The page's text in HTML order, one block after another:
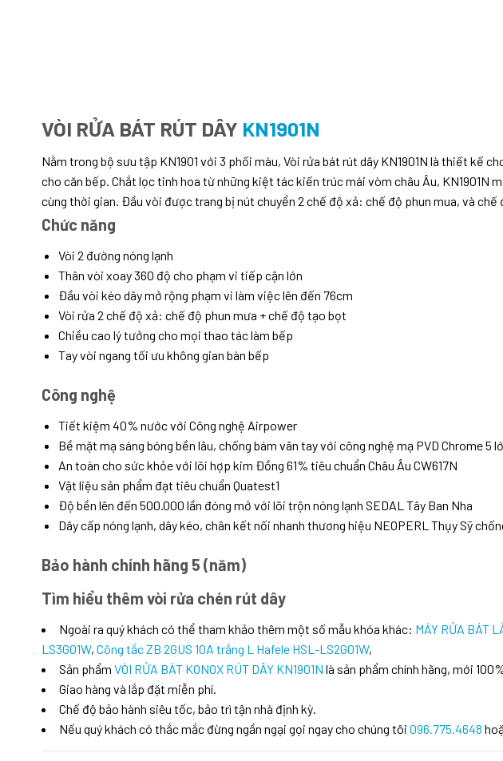
VÒI RỬA BÁT RÚT DÂY KN1901N
Nằm trong bộ sưu tập KN1901 với 3 phối màu, Vòi rửa bát rút dây KN1901N là thiết kế
cho căn bếp. Chắt lọc tinh hoa từ những kiệt tác kiến trúc mái vòm châu Âu, KN1901N
cùng thời gian. Đầu vòi được trang bị nút chuyển 2 chế độ xả: chế độ phun mua, và
Chức năng
Vòi 2 đường nóng lạnh
Thân vòi xoay 360 độ cho phạm vi tiếp cận lớn
Đầu vòi kéo dây mở rộng phạm vi làm việc lên đến 76cm
Vòi rửa 2 chế độ xả: chế độ phun mưa + chế độ tạo bọt
Chiều cao lý tưởng cho mọi thao tác làm bếp
Tay vòi ngang tối ưu không gian bàn bếp
Công nghệ
Tiết kiệm 40% nước với Công nghệ Airpower
Bề mặt mạ sáng bóng bền lâu, chống bám vân tay với công nghệ mạ PVD Chrome 5
An toàn cho sức khỏe với lõi hợp kim Đồng 61% tiêu chuẩn Châu Âu CW617N
Vật liệu sản phẩm đạt tiêu chuẩn Quatest1
Độ bền lên đến 500.000 lần đóng mở với lõi trộn nóng lạnh SEDAL Tây Ban Nha
Dây cấp nóng lạnh, dây kéo, chân kết nối nhanh thương hiệu NEOPERL Thụy Sỹ
Bảo hành chính hãng 5 (năm)
Tìm hiểu thêm vòi rửa chén rút dây
Ngoài ra quý khách có thể tham khảo thêm một số mẫu khóa khác: MÁY RỬA BÁT
LS3G01W, Công tắc ZB 2GUS 10A trắng L Hafele HSL-LS2G01W,
Sản phẩm VÒI RỬA BÁT KONOX RÚT DÂY KN1901N là sản phẩm chính hãng, mới
Giao hàng và lắp đặt miễn phí.
Chế độ bảo hành siêu tốc, bảo trì tận nhà định kỳ.
Nếu quý khách có thắc mắc đừng ngần ngại gọi ngay cho chúng tôi 096.775.4648